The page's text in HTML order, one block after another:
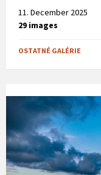
11. December 2025
29 images
OSTATNÉ GALÉRIE